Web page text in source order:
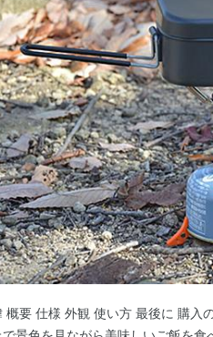
概要 仕様 外観 使い方 最後に 購入